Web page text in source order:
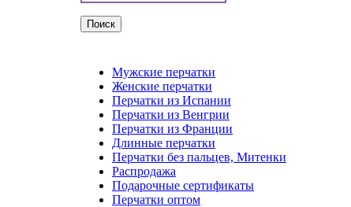
Мужские перчатки
Женские перчатки
Перчатки из Испании
Перчатки из Венгрии
Перчатки из Франции
Длинные перчатки
Перчатки без пальцев, Митенки
Распродажа
Подарочные сертификаты
Перчатки оптом